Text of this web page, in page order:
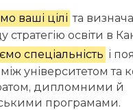
ваші цілі та
освіти в
спеціальність і
університетом та
дипломними й
програмами.